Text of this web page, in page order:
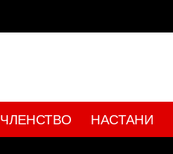
ЧЛЕНСТВО НАСТАНИ